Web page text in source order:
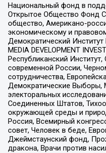
Национальный фонд в
Открытое Общество Фонд
общество, Американо-
экономическому и
Демократический
MEDIA DEVELOPMENT
Республиканский
современной России,
сотрудничества,
Демократические Выборы,
электоральных
Соединенных Штатов,
окружающей среды и
Россия, Всемирный
совет, Человек в беде,
Джеймстаунский фонд,
дракона, Врачи против